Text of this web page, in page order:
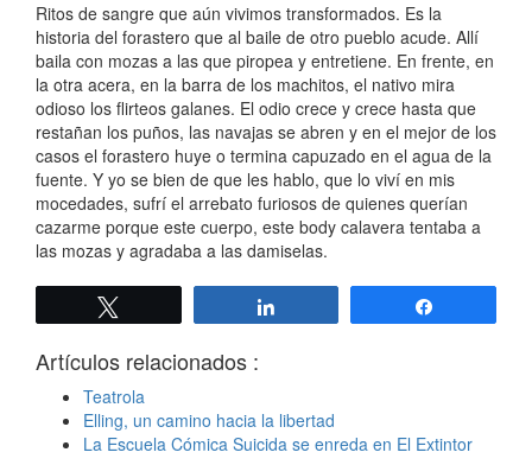
Ritos de sangre que aún vivimos transformados. Es la
historia del forastero que al baile de otro pueblo acude. Allí
baila con mozas a las que piropea y entretiene. En frente, en
la otra acera, en la barra de los machitos, el nativo mira
odioso los flirteos galanes. El odio crece y crece hasta que
restañan los puños, las navajas se abren y en el mejor de los
casos el forastero huye o termina capuzado en el agua de la
fuente. Y yo se bien de que les hablo, que lo viví en mis
mocedades, sufrí el arrebato furiosos de quienes querían
cazarme porque este cuerpo, este body calavera tentaba a
las mozas y agradaba a las damiselas.
Artículos relacionados :
Teatrola
Elling, un camino hacia la libertad
La Escuela Cómica Suicida se enreda en El Extintor